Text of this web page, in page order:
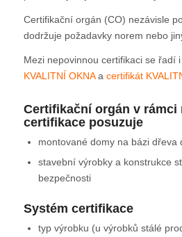
Certifikační orgán (CO) nezávisle
dodržuje požadavky norem nebo
Mezi nepovinnou certifikaci se řadí
KVALITNÍ OKNAa certifikát
Certifikační orgán v rámci
certifikace posuzuje
montované domy na bázi dřeva
stavební výrobky a konstrukce
bezpečnosti
Systém certifikace
typ výrobku (u výrobků stálé